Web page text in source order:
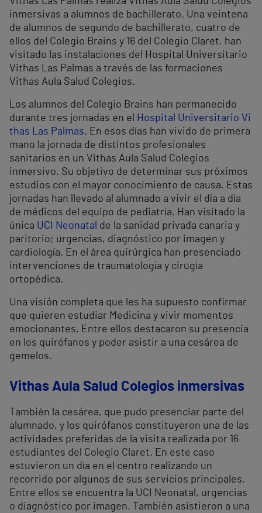
inmersivas a alumnos de bachillerato. Una veintena
de alumnos de segundo de bachillerato, cuatro de
ellos del Colegio Brains y 16 del Colegio Claret, han
visitado las instalaciones del Hospital Universitario
Vithas Las Palmas a través de las formaciones
Vithas Aula Salud Colegios.
Los alumnos del Colegio Brains han permanecido
durante tres jornadas en el
Hospital Universitario Vi
thas Las Palmas. En esos días han vivido de primera
mano la jornada de distintos profesionales
sanitarios en un Vithas Aula Salud Colegios
inmersivo. Su objetivo de determinar sus próximos
estudios con el mayor conocimiento de causa. Estas
jornadas han llevado al alumnado a vivir el día a día
de médicos del equipo de pediatría. Han visitado la
única UCI Neonatal de la sanidad privada canaria y
paritorio; urgencias, diagnóstico por imagen y
cardiología. En el área quirúrgica han presenciado
intervenciones de traumatología y cirugía
ortopédica.
Una visión completa que les ha supuesto confirmar
que quieren estudiar Medicina y vivir momentos
emocionantes. Entre ellos destacaron su presencia
en los quirófanos y poder asistir a una cesárea de
gemelos.
Vithas Aula Salud Colegios inmersivas
También la cesárea, que pudo presenciar parte del
alumnado, y los quirófanos constituyeron una de las
actividades preferidas de la visita realizada por 16
estudiantes del Colegio Claret. En este caso
estuvieron un día en el centro realizando un
recorrido por algunos de sus servicios principales.
Entre ellos se encuentra la UCI Neonatal, urgencias
o diagnóstico por imagen. También asistieron a una